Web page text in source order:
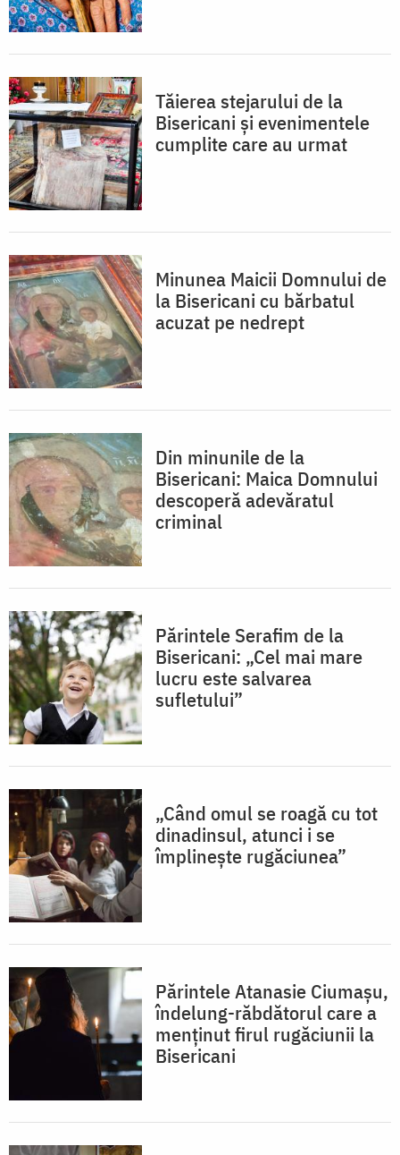
Tăierea stejarului de la
Bisericani și evenimentele
cumplite care au urmat
Minunea Maicii Domnului de
la Bisericani cu bărbatul
acuzat pe nedrept
Din minunile de la
Bisericani: Maica Domnului
descoperă adevăratul
criminal
Părintele Serafim de la
Bisericani: „Cel mai mare
lucru este salvarea
sufletului”
„Când omul se roagă cu tot
dinadinsul, atunci i se
împlinește rugăciunea”
Părintele Atanasie Ciumașu,
îndelung-răbdătorul care a
menținut firul rugăciunii la
Bisericani